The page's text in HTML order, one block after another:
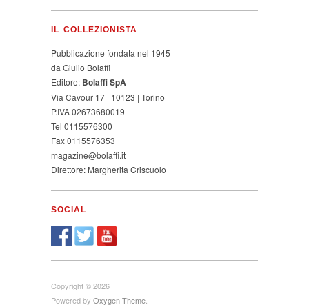
IL COLLEZIONISTA
Pubblicazione fondata nel 1945
da Giulio Bolaffi
Editore: Bolaffi SpA
Via Cavour 17 | 10123 | Torino
P.IVA 02673680019
Tel 0115576300
Fax 0115576353
magazine@bolaffi.it
Direttore: Margherita Criscuolo
SOCIAL
Copyright © 2026
Powered by Oxygen Theme